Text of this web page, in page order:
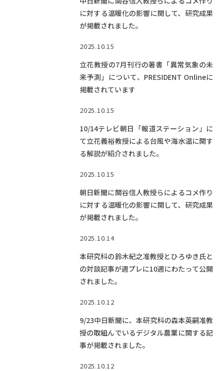
に対する温暖化の影響に関して、研究成果
が掲載されました。
2025.10.15
立花教授の7月刊行の著書「異常気象の未
来予測」について、PRESIDENT Onlineに
掲載されています
2025.10.15
10/14テレビ朝日「報道ステーション」に
て立花義裕教授による台風や海水温に関す
る解説が紹介されました。
2025.10.15
朝日新聞に関谷信人教授らによるコメ作り
に対する温暖化の影響に関して、研究成果
が掲載されました。
2025.10.14
本研究科の鈴木紀之准教授とひろゆき氏と
の対談記事が週プレに10週にわたって公開
されました。
2025.10.12
9/23中日新聞に、本研究科の森本英嗣准教
授の取組んでいるデジタル農業に関する記
事が掲載されました。
2025.10.12